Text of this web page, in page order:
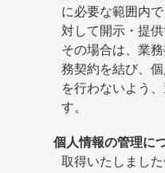
に必要な範囲内
対して開示・提
その場合は、業
務契約を結び、
を行わないよう
す。
個人情報の管理に
取得いたしまし